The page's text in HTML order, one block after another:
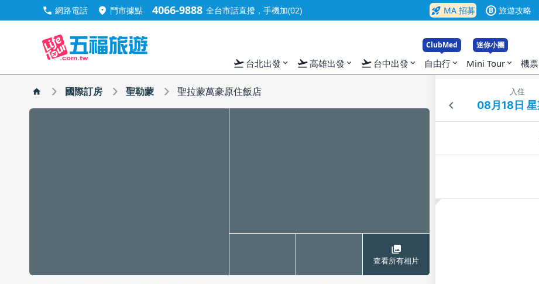
call 網路電話 location_on 門市據點 4066-9888 全台市話直撥，手機加(02) rocket_launch MA 招募 B 旅遊攻略
flight_takeoff 台北出發 expand_more flight_takeoff高雄出發 expand_more flight_takeoff 台中出發 expand_more
ClubMed
自由行 expand_more
迷你小團
Mini Tour expand_more 機票
國際訂房 聖勒蒙 聖拉蒙萬豪原住飯店
查看所有相片
入住